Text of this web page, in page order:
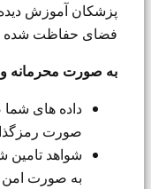
پزشکان آموزش
فضای حفاظت شده
به صورت محرمانه
داده های شما
صورت
به صورت امن